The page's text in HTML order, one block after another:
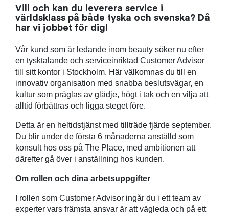
Vill och kan du leverera service i
världsklass på både tyska och svenska? Då
har vi jobbet för dig!
Vår kund som är ledande inom beauty söker nu efter
en tysktalande och serviceinriktad Customer Advisor
till sitt kontor i Stockholm. Här välkomnas du till en
innovativ organisation med snabba beslutsvägar, en
kultur som präglas av glädje, högt i tak och en vilja att
alltid förbättras och ligga steget före.
Detta är en heltidstjänst med tillträde fjärde september.
Du blir under de första 6 månaderna anställd som
konsult hos oss på The Place, med ambitionen att
därefter gå över i anställning hos kunden.
Om rollen och dina arbetsuppgifter
I rollen som Customer Advisor ingår du i ett team av
experter vars främsta ansvar är att vägleda och på ett